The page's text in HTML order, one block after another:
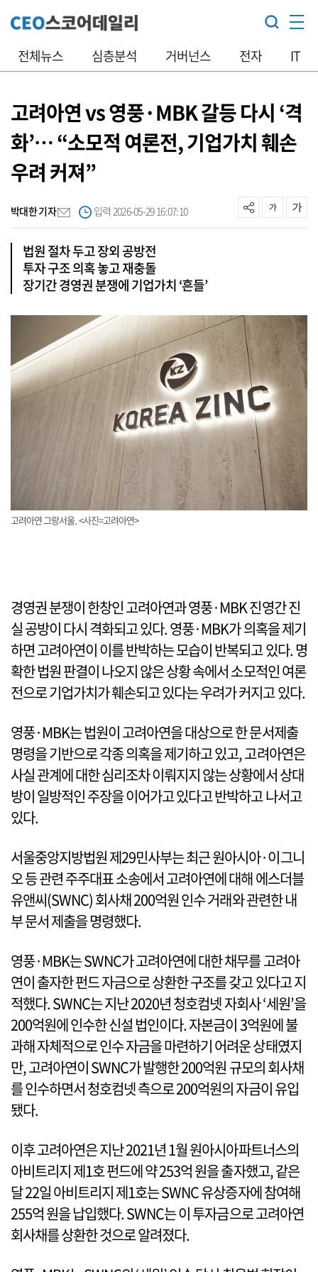
전체뉴스 심층분석 거버넌스 전자 IT
고려아연 vs 영풍·MBK 갈등 다시 ‘격
화’… “소모적 여론전, 기업가치 훼손
우려 커져”
박대한 기자 입력 2026-05-29 16:07:10
법원 절차 두고 장외 공방전
투자 구조 의혹 놓고 재충돌
장기간 경영권 분쟁에 기업가치 ‘흔들’
고려아연 그랑서울. <사진=고려아연>
경영권 분쟁이 한창인 고려아연과 영풍·MBK 진영간 진
실 공방이 다시 격화되고 있다. 영풍·MBK가 의혹을 제기
하면 고려아연이 이를 반박하는 모습이 반복되고 있다. 명
확한 법원 판결이 나오지 않은 상황 속에서 소모적인 여론
전으로 기업가치가 훼손되고 있다는 우려가 커지고 있다.
영풍·MBK는 법원이 고려아연을 대상으로 한 문서제출
명령을 기반으로 각종 의혹을 제기하고 있고, 고려아연은
사실 관계에 대한 심리조차 이뤄지지 않는 상황에서 상대
방이 일방적인 주장을 이어가고 있다고 반박하고 나서고
있다.
서울중앙지방법원 제29민사부는 최근 원아시아·이그니
오 등 관련 주주대표 소송에서 고려아연에 대해 에스더블
유앤씨(SWNC) 회사채 200억원 인수 거래와 관련한 내
부 문서 제출을 명령했다.
영풍·MBK는 SWNC가 고려아연에 대한 채무를 고려아
연이 출자한 펀드 자금으로 상환한 구조를 갖고 있다고 지
적했다. SWNC는 지난 2020년 청호컴넷 자회사 ‘세원’을
200억원에 인수한 신설 법인이다. 자본금이 3억원에 불
과해 자체적으로 인수 자금을 마련하기 어려운 상태였지
만, 고려아연이 SWNC가 발행한 200억원 규모의 회사채
를 인수하면서 청호컴넷 측으로 200억원의 자금이 유입
됐다.
이후 고려아연은 지난 2021년 1월 원아시아파트너스의
아비트리지 제1호 펀드에 약 253억 원을 출자했고, 같은
달 22일 아비트리지 제1호는 SWNC 유상증자에 참여해
255억 원을 납입했다. SWNC는 이 투자금으로 고려아연
회사채를 상환한 것으로 알려졌다.